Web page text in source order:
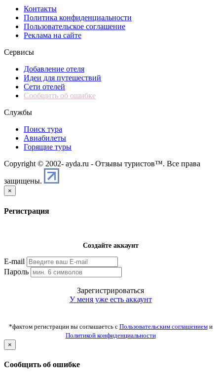
Контакты
Политика конфиденциальности
Пользовательское соглашение
Реклама на сайте
Сервисы
Добавление отеля
Идеи для путешествий
Сети отелей
Сообщить об ошибке
Службы
Поиск тура
Авиабилеты
Горящие туры
Copyright © 2002- ayda.ru - Отзывы туристов™. Все права
защищены.
×
Регистрация
Создайте аккаунт
E-mail
Пароль
Зарегистрироваться
У меня уже есть аккаунт
*фактом регистрации вы соглашаетсь с Пользовательским соглашениеми
Политикой конфиденциальности
×
Сообщить об ошибке